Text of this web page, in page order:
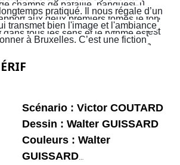
ennuis vont vite commencer. En
entière qui semble être tombée dans
nom. C'est véritablement le Far West
et d’anarchie. Il y a même un
champs de bataille, banques
aux deux premiers tomes le ton
dans tous les sens et le rythme est
bout en bout. Sophie et Quentin
à une situation totalement confuse
découvrir as de la gâchette, surtout
on peut le dire, surréaliste.
pratiqué. Il nous régale d’un
transmet bien l'image et l'ambiance
à Bruxelles. C’est une fiction
telle que perçue par nombre de ses
Scénario : Victor COUTARD
Dessin : Walter GUISSARD
Couleurs : Walter
GUISSARD